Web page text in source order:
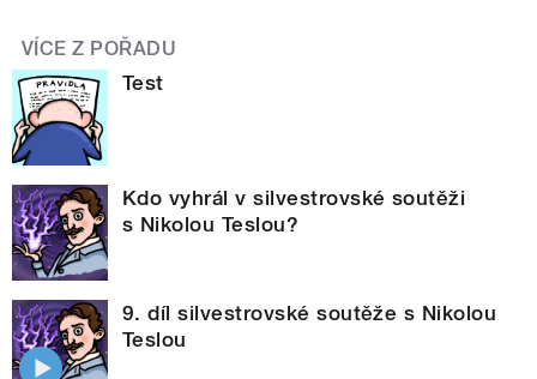
VÍCE Z POŘADU
Test
Kdo vyhrál v silvestrovské soutěži
s Nikolou Teslou?
9. díl silvestrovské soutěže s Nikolou
Teslou